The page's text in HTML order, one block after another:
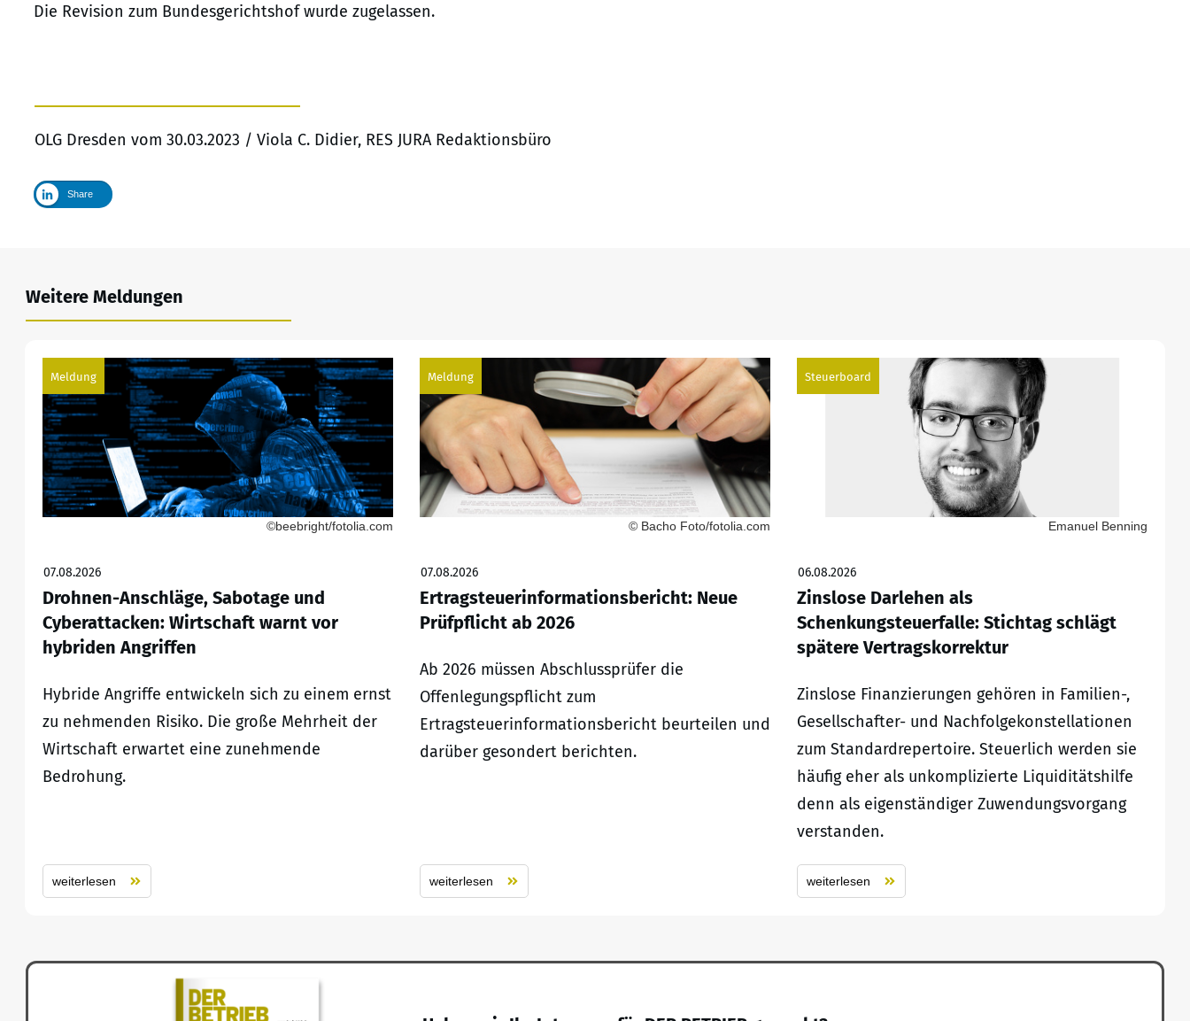
Die Revision zum Bundesgerichtshof wurde zugelassen.
OLG Dresden vom 30.03.2023 / Viola C. Didier, RES JURA Redaktionsbüro
Share
Weitere Meldungen
Meldung
©beebright/fotolia.com
07.08.2026
Drohnen-Anschläge, Sabotage und
Cyberattacken: Wirtschaft warnt vor
hybriden Angriffen
Hybride Angriffe entwickeln sich zu einem ernst
zu nehmenden Risiko. Die große Mehrheit der
Wirtschaft erwartet eine zunehmende
Bedrohung.
weiterlesen
Meldung
© Bacho Foto/fotolia.com
07.08.2026
Ertragsteuerinformationsbericht: Neue
Prüfpflicht ab 2026
Ab 2026 müssen Abschlussprüfer die
Offenlegungspflicht zum
Ertragsteuerinformationsbericht beurteilen und
darüber gesondert berichten.
weiterlesen
Steuerboard
Emanuel Benning
06.08.2026
Zinslose Darlehen als
Schenkungsteuerfalle: Stichtag schlägt
spätere Vertragskorrektur
Zinslose Finanzierungen gehören in Familien-,
Gesellschafter- und Nachfolgekonstellationen
zum Standardrepertoire. Steuerlich werden sie
häufig eher als unkomplizierte Liquiditätshilfe
denn als eigenständiger Zuwendungsvorgang
verstanden.
weiterlesen